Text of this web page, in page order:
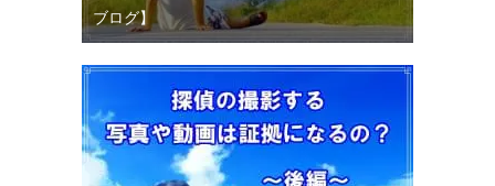
ブログ】